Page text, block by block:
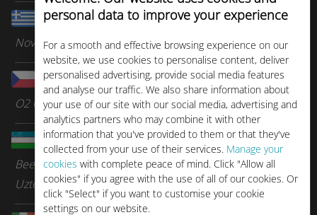
personal data to improve your experience
For a smooth and effective browsing experience on our
website, we use cookies to personalise content, deliver
personalised advertising, provide social media features
and analyse our traffic. We also share information about
your use of our site with our social media, advertising and
analytics partners who may combine it with other
information that you've provided to them or that they've
collected from your use of their services. Manage your
cookies with complete peace of mind. Click "Allow all
cookies" if you agree with the use of all of our cookies. Or
click "Select" if you want to customise your cookie
settings on our website.
Yunanistan
Nova
Çekya
O2 Czech Republic
Özbekistan
Beelines
Uztelecom